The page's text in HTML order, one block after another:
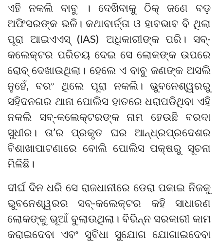
ଏହି ନକଲି ବାବୁ । ଦେଖିବାକୁ ଠିକ୍ ଜଣେ ବଡ଼
ଅଫିସରଙ୍କ ଭଳି। କଥାବାର୍ତ୍ତା ଓ ହାବଭାବ ବି ଥିଲା
ପୂରା ଆଇଏଏସ୍ (IAS) ଅଧିକାରୀଙ୍କ ପରି। ସବ୍‌-
କଲେକ୍ଟର ପରିଚୟ ଦେଇ ସେ ଲୋକଙ୍କ ଉପରେ
ରୋବ୍ ଦେଖାଉଥିଲା। ହେଲେ ଏ ବାବୁ ଜଣଙ୍କ ଅସଲି
ନୁହେଁ, ବରଂ ଥିଲେ ପୂରା ନକଲି। ଭୁବନେଶ୍ୱରରୁ
ସହିଦନଗର ଥାନା ପୋଲିସ ହାତରେ ଧରାପଡିଥିବା ଏହି
ନକଲି ସବ୍-କଲେକ୍ଟରଙ୍କ ନାମ ହେଉଛି ବରଦା
ସୁଧୀର। ତା’ର ପ୍ରକୃତ ଘର ଆନ୍ଧ୍ରପ୍ରଦେଶର
ବିଶାଖାପାଟଣାରେ ବୋଲି ପୋଲିସ ପକ୍ଷରୁ ସୂଚନା
ମିଳିଛି।
ଦୀର୍ଘ ଦିନ ଧରି ସେ ରାଜଧାନୀରେ ଡେରା ପକାଇ ନିଜକୁ
ଭୁବନେଶ୍ୱରର ସବ୍-କଲେକ୍ଟର କହି ସାଧାରଣ
ଲୋକଙ୍କୁ ଭୂଆଁ ବୁଲାଉଥିଲା। ବିଭିନ୍ନ ସରକାରୀ କାମ
କରାଇଦେବା ଏବଂ ସୁବିଧା ସୁଯୋଗ ଯୋଗାଇଦେବା